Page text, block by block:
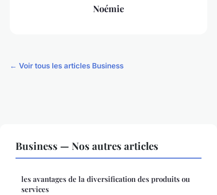
Noémie
← Voir tous les articles Business
Business — Nos autres articles
les avantages de la diversification des produits ou
services